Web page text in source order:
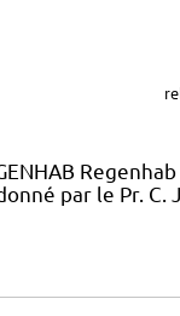
par le Pr. C.